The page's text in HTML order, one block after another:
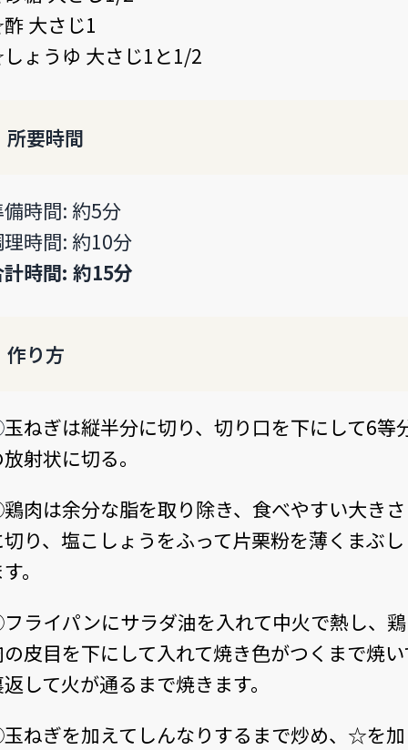
大さじ1
ょうゆ 大さじ1と1/2
所要時間
備時間: 約5分
理時間: 約10分
時間: 約15分
作り方
玉ねぎは縦半分に切り、切り口を下にして6等
射状に切る。
肉は余分な脂を取り除き、食べやすい大きさ
切り、塩こしょうをふって片栗粉を薄くまぶし
。
ライパンにサラダ油を入れて中火で熱し、鶏
の皮目を下にして入れて焼き色がつくまで焼
して火が通るまで焼きます。
ねぎを加えてしんなりするまで炒め、☆を加